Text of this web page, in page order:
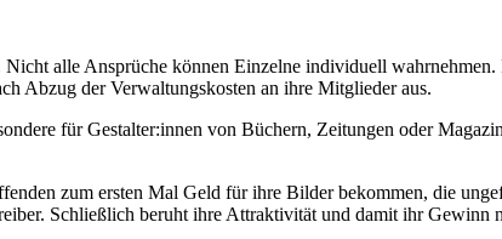
alle Ansprüche können Einzelne individuell
Abzug der Verwaltungskosten an ihre Mitglieder aus.
für Gestalter:innen von Büchern, Zeitungen oder
zum ersten Mal Geld für ihre Bilder bekommen, die
Schließlich beruht ihre Attraktivität und damit ihr Gewinn